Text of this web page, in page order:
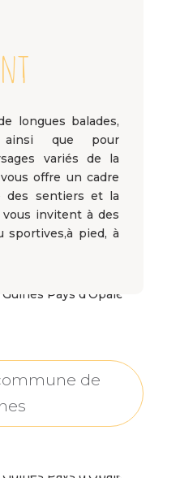
longues balades,
ainsi que pour
variés de la
offre un cadre
des sentiers et la
invitent à des
sportives,à pied, à
de